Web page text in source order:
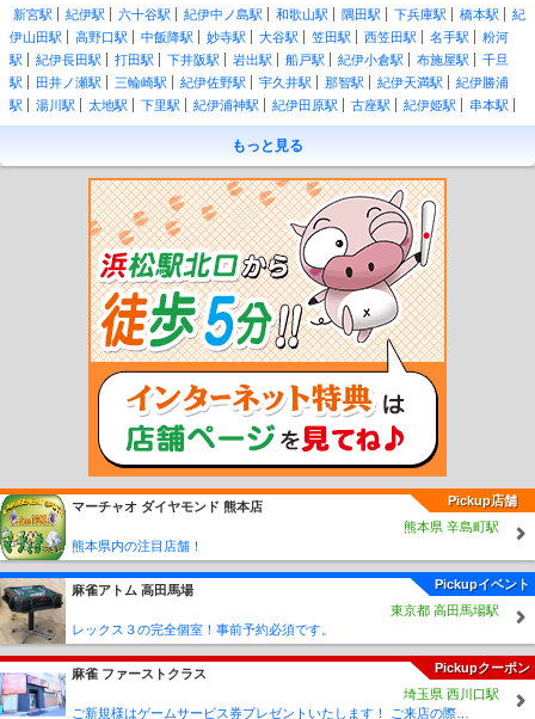
新宮駅 紀伊駅 六十谷駅 紀伊中ノ島駅 和歌山駅 隅田駅 下兵庫駅 橋本駅
紀
伊山田駅
高野口駅 中飯降駅 妙寺駅 大谷駅 笠田駅 西笠田駅 名手駅
粉河
駅
紀伊長田駅 打田駅 下井阪駅 岩出駅 船戸駅 紀伊小倉駅 布施屋駅
千旦
駅
田井ノ瀬駅 三輪崎駅 紀伊佐野駅 宇久井駅 那智駅 紀伊天満駅
紀伊勝浦
駅
湯川駅 太地駅 下里駅 紀伊浦神駅 紀伊田原駅 古座駅 紀伊姫駅
串本駅
紀伊有田駅
田並駅 田子駅 和深駅 江住駅 見老津駅 周参見駅 紀伊日置駅
椿
紀伊新庄駅 紀伊田辺駅
駅
切目駅 印南駅 稲原駅 和佐駅 道成寺駅 御坊駅 紀伊内原駅
紀伊由良駅
広川ビーチ駅
湯浅駅 藤並駅 紀伊宮原駅 箕島駅 初島駅 下津駅
海南駅 黒江駅 紀三井寺駅 宮前駅 紀和駅 和歌山市駅 紀ノ川駅
和歌山港駅 東松江駅 中松江駅 八幡前駅 西ノ庄駅 二里ヶ浜駅
加太駅 紀見峠駅 林間田園都市駅 御幸辻駅 紀伊清水駅 学文路駅
高野下駅 下古沢駅 上古沢駅 紀伊細川駅 紀伊神谷駅 極楽橋駅
紀伊御坊駅 市役所前駅 西御坊駅 田中口駅 日前宮駅 神前駅
交通センター前駅 岡崎前駅 吉礼駅 伊太祈曽駅 山東駅 大池遊園駅
甘露寺前駅 貴志駅
もっと見る
Pickup店舗
マーチャオ ダイヤモンド 熊本店
熊本県 辛島町駅
熊本県内の注目店舗！
Pickupイベント
麻雀アトム 高田馬場
東京都 高田馬場駅
レックス３の完全個室！事前予約必須です。
Pickupクーポン
麻雀 ファーストクラス
埼玉県 西川口駅